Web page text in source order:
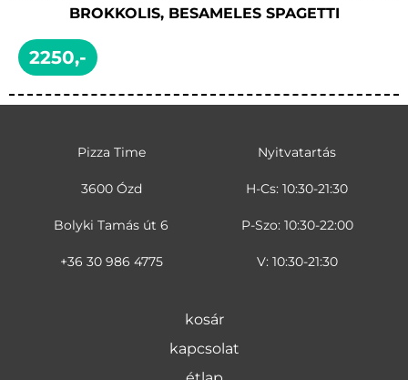
BROKKOLIS, BESAMELES SPAGETTI
2250,-
Pizza Time
3600 Ózd
Bolyki Tamás út 6
+36 30 986 4775
Nyitvatartás
H-Cs: 10:30-21:30
P-Szo: 10:30-22:00
V: 10:30-21:30
kosár
kapcsolat